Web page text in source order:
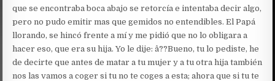
que se encontraba boca abajo se retorcía e intentaba decir algo,
pero no pudo emitir mas que gemidos no entendibles. El Papá
llorando, se hincó frente a mí y me pidió que no lo obligara a
hacer eso, que era su hija. Yo le dije: â??Bueno, tu lo pediste, he
de decirte que antes de matar a tu mujer y a tu otra hija también
nos las vamos a coger si tu no te coges a esta; ahora que si tu te